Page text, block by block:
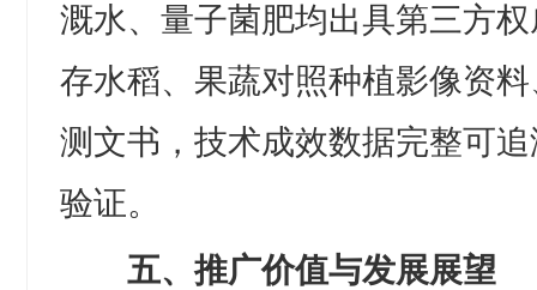
溉水、量子菌肥均出具第三方
存水稻、果蔬对照种植影像资
测文书，技术成效数据完整可
验证。
五、推广价值与发展展望